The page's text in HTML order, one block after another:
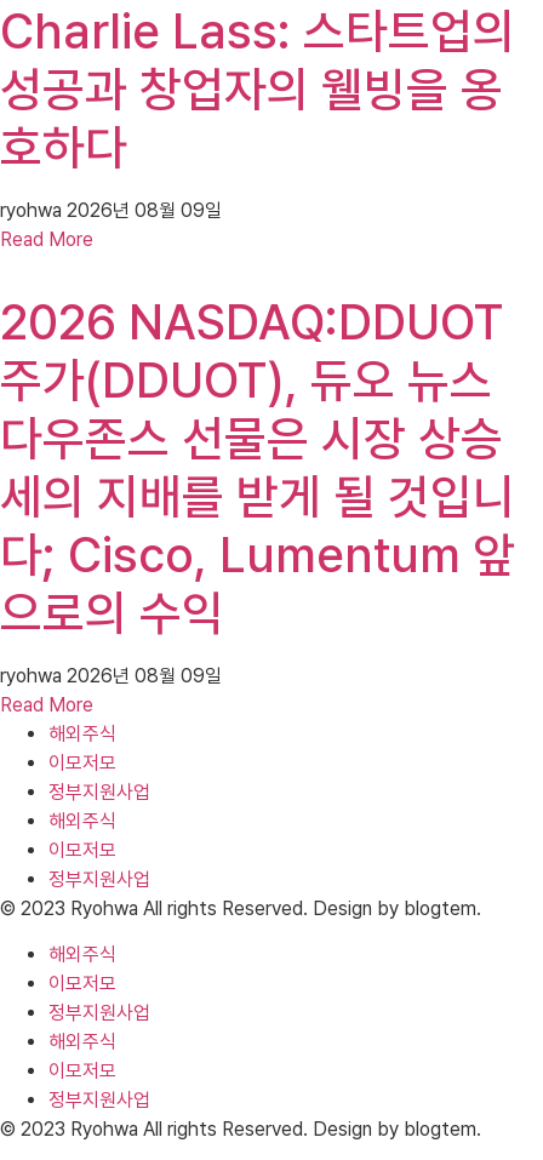
Charlie Lass: 스타트업의
성공과 창업자의 웰빙을 옹
호하다
ryohwa 2026년 08월 09일
Read More
2026 NASDAQ:DDUOT
주가(DDUOT), 듀오 뉴스
다우존스 선물은 시장 상승
세의 지배를 받게 될 것입니
다; Cisco, Lumentum 앞
으로의 수익
ryohwa 2026년 08월 09일
Read More
해외주식
이모저모
정부지원사업
해외주식
이모저모
정부지원사업
© 2023 Ryohwa All rights Reserved. Design by blogtem.
해외주식
이모저모
정부지원사업
해외주식
이모저모
정부지원사업
© 2023 Ryohwa All rights Reserved. Design by blogtem.